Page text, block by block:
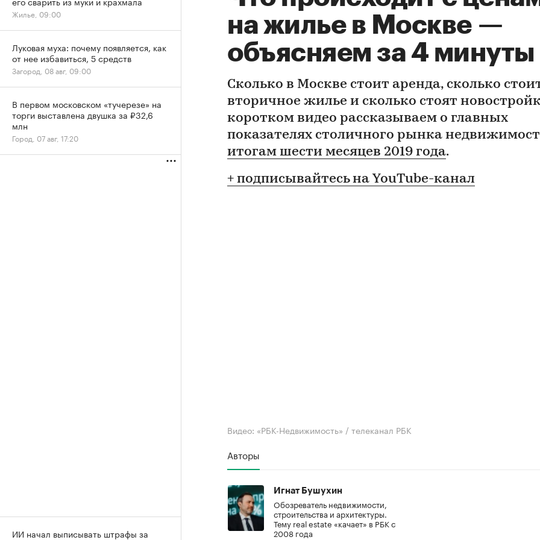
на жилье в Москве —
объясняем за 4 минуты
Сколько в Москве стоит аренда, сколько
вторичное жилье и сколько стоят
коротком видео рассказываем о главных
показателях столичного рынка
итогам шести месяцев 2019 года.
+ подписывайтесь на YouTube-канал
Видео: «РБК-Недвижимость» / телеканал РБК
Авторы
Игнат Бушухин
Обозреватель недвижимости,
строительства и архитектуры.
Тему real estate «качает» в РБК с
2008 года
Жилье, 09:00
Луковая муха: почему появляется, как
от нее избавиться, 5 средств
Загород, 08 авг, 09:00
В первом московском «тучерезе» на
торги выставлена двушка за ₽32,6
млн
Город, 07 авг, 17:20
ИИ начал выписывать штрафы за